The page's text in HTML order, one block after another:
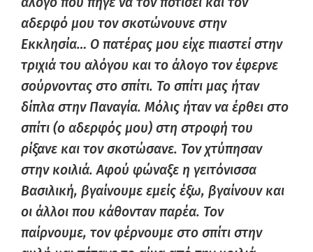
αδερφό μου τον σκοτώνουνε στην
Εκκλησία… Ο πατέρας μου είχε πιαστεί στην
τριχιά του αλόγου και το άλογο τον έφερνε
σούρνοντας στο σπίτι. Το σπίτι μας ήταν
δίπλα στην Παναγία. Μόλις ήταν να έρθει στο
σπίτι (ο αδερφός μου) στη στροφή του
ρίξανε και τον σκοτώσανε. Τον χτύπησαν
στην κοιλιά. Αφού φώναξε η γειτόνισσα
Βασιλική, βγαίνουμε εμείς έξω, βγαίνουν και
οι άλλοι που κάθονταν παρέα. Τον
παίρνουμε, τον φέρνουμε στο σπίτι στην